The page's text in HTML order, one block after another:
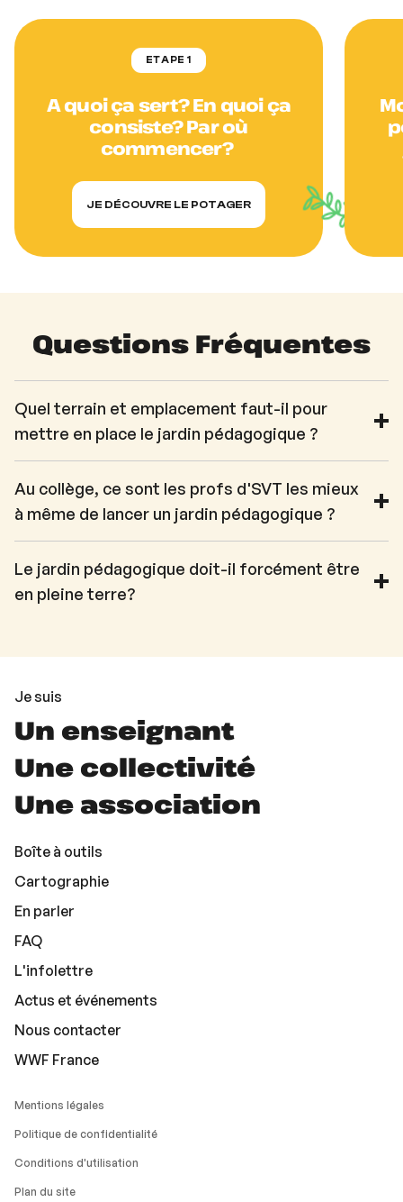
ETAPE 1
A quoi ça sert? En quoi ça
consiste? Par où
commencer?
JE DÉCOUVRE LE POTAGER
Questions Fréquentes
Quel terrain et emplacement faut-il pour
mettre en place le jardin pédagogique ?
Au collège, ce sont les profs d'SVT les mieux
à même de lancer un jardin pédagogique ?
Le jardin pédagogique doit-il forcément être
en pleine terre?
Je suis
Un enseignant
Une collectivité
Une association
Boîte à outils
Cartographie
En parler
FAQ
L'infolettre
Actus et événements
Nous contacter
WWF France
Mentions légales
Politique de confidentialité
Conditions d'utilisation
Plan du site